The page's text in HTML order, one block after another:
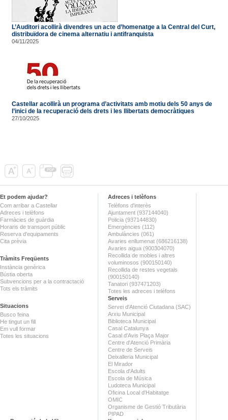
L’Auditori acollirà divendres un acte d’homenatge a la Central del Curt,
distribuïdora de cinema alternatiu i antifranquista
04/11/2025
Castellar acollirà un programa d’activitats amb motiu dels 50 anys de
l’inici de la recuperació dels drets i les llibertats democràtiques
27/10/2025
Et podem ajudar?
Com arribar a Castellar
Adreces i telèfons
Farmàcies de guàrdia
Horaris de transport públic
Reserva d'equipaments
Cita prèvia
Tràmits Freqüents
Instància genèrica
Bústia oberta
Subvencions per a la contractació
Tots els tràmits
Situacions
Busco feina
He tingut un fill
Em vull formar
Totes les situacions
Adreces i telèfons
Telèfons d'interès
Ajuntament (937144040)
Policia (937144830)
Emergències (112)
Ambulàncies (061)
Avaries enllumenat (686216138)
Avaries aigua (900304070)
Recollida de mobles i altres
voluminosos (900150140)
Recollida de restes vegetals
(900150140)
Tanatori (937471203)
Totes les adreces i telèfons
Serveis
Servei d'Atenció Ciutadana (SAC)
Arxiu Municipal
Biblioteca Municipal
Casal Catalunya
Casal d'Avis Plaça Major
Centre d'Atenció Primària
Centre de Serveis
Deixalleria Municipal
El Mirador
Escola d'Adults
Escola de Música
Ludoteca Municipal
Oficina Local d'Habitatge
OMIC
Organisme de Gestió Tributària
PIPAD